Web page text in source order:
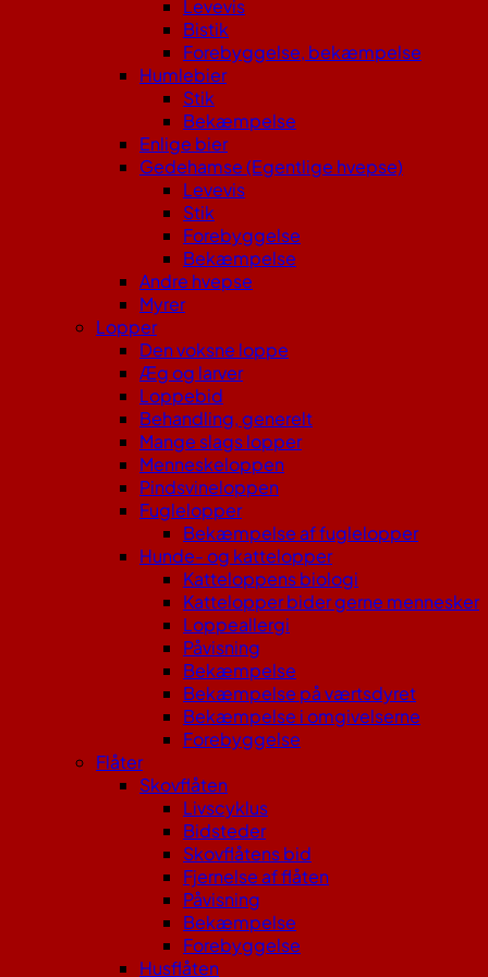
Levevis
Bistik
Forebyggelse, bekæmpelse
Humlebier
Stik
Bekæmpelse
Enlige bier
Gedehamse (Egentlige hvepse)
Levevis
Stik
Forebyggelse
Bekæmpelse
Andre hvepse
Myrer
Lopper
Den voksne loppe
Æg og larver
Loppebid
Behandling, generelt
Mange slags lopper
Menneskeloppen
Pindsvineloppen
Fuglelopper
Bekæmpelse af fuglelopper
Hunde- og kattelopper
Katteloppens biologi
Kattelopper bider gerne mennesker
Loppeallergi
Påvisning
Bekæmpelse
Bekæmpelse på værtsdyret
Bekæmpelse i omgivelserne
Forebyggelse
Flåter
Skovflåten
Livscyklus
Bidsteder
Skovflåtens bid
Fjernelse af flåten
Påvisning
Bekæmpelse
Forebyggelse
Husflåten